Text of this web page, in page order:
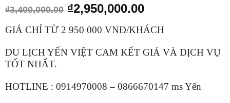
₫3,400,000.00 Giá
gốc
là:
₫2,950,000.00Giá
tại
₫2,950,000.00.
GIÁ CHỈ TỪ 2 950 000 VNĐ/KHÁCH
DU LỊCH YẾN VIỆT CAM KẾT GIÁ VÀ DỊCH VỤ
TỐT NHẤT.
HOTLINE : 0914970008 – 0866670147 ms Yến